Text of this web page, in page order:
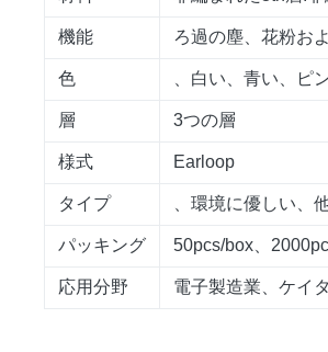
機能 ろ過の塵、花粉お
色 、白い、青い、ピ
層 3つの層
様式 Earloop
タイプ 、環境に優しい、
パッキング 50pcs/box、
応用分野 電子製造業、ケイ